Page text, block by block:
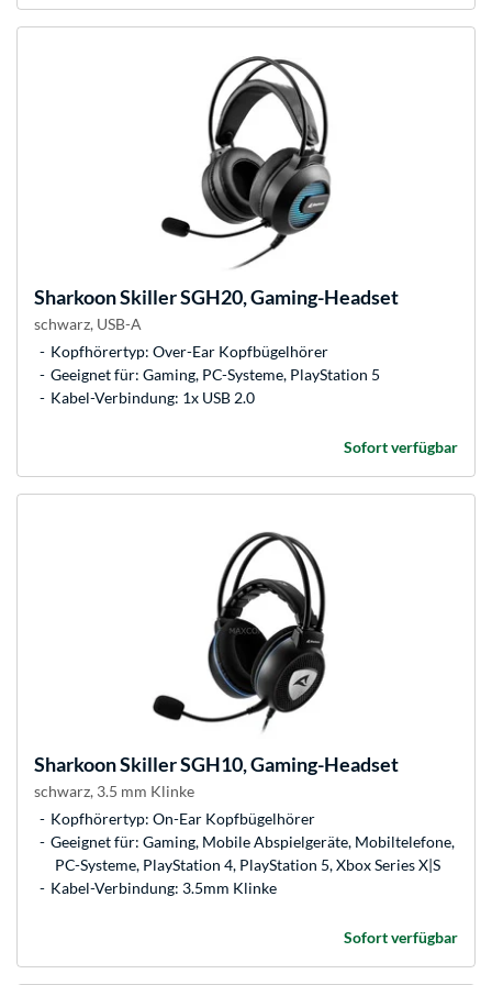
SharkoonSkiller SGH20, Gaming-Headset
schwarz, USB-A
Kopfhörertyp: Over-Ear Kopfbügelhörer
Geeignet für: Gaming, PC-Systeme, PlayStation 5
Kabel-Verbindung: 1x USB 2.0
Sofort verfügbar
SharkoonSkiller SGH10, Gaming-Headset
schwarz, 3.5 mm Klinke
Kopfhörertyp: On-Ear Kopfbügelhörer
Geeignet für: Gaming, Mobile Abspielgeräte, Mobiltelefone,
PC-Systeme, PlayStation 4, PlayStation 5, Xbox Series X|S
Kabel-Verbindung: 3.5mm Klinke
Sofort verfügbar